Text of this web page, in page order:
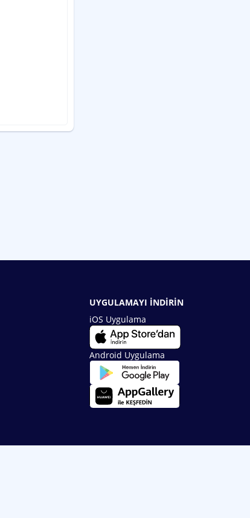
UYGULAMAYI İNDİRİN
iOS Uygulama
Android Uygulama